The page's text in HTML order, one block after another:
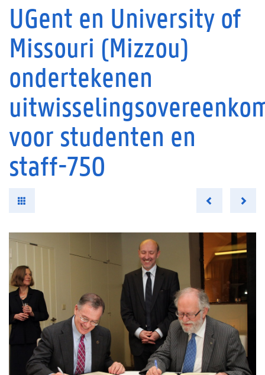
UGent en University of
Missouri (Mizzou)
ondertekenen
voor studenten en
staff-750